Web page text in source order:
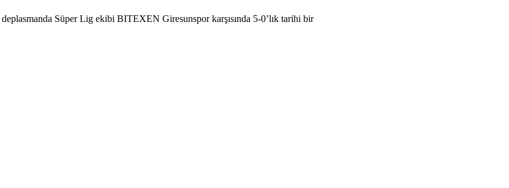
Süper Lig ekibi BITEXEN Giresunspor karşısında 5-0’lık tarihi bir